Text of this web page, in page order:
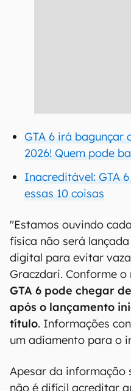
GTA 6 irá bagunçar
2026! Quem pode
Inacreditável: GTA
essas 10 coisas
"Estamos ouvindo
física não será
digital para evitar
Graczdari. Conforme o
GTA 6 pode chegar
após o lançamento
título. Informações
um adiamento para o
Apesar da informação
não é difícil acreditar